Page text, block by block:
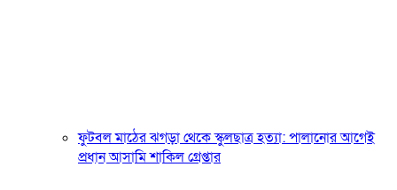
ফুটবল মাঠের ঝগড়া থেকে স্কুলছাত্র হত্যা: পালানোর আগেই
প্রধান আসামি শাকিল গ্রেপ্তার